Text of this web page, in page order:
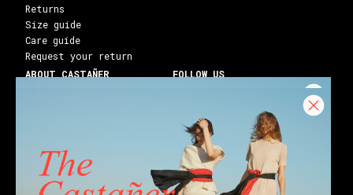
Returns
Size guide
Care guide
Request your return
ABOUT CASTAÑER
Franchises
Stores
Castañer Society
FOLLOW US
Facebook
Youtube
Blog